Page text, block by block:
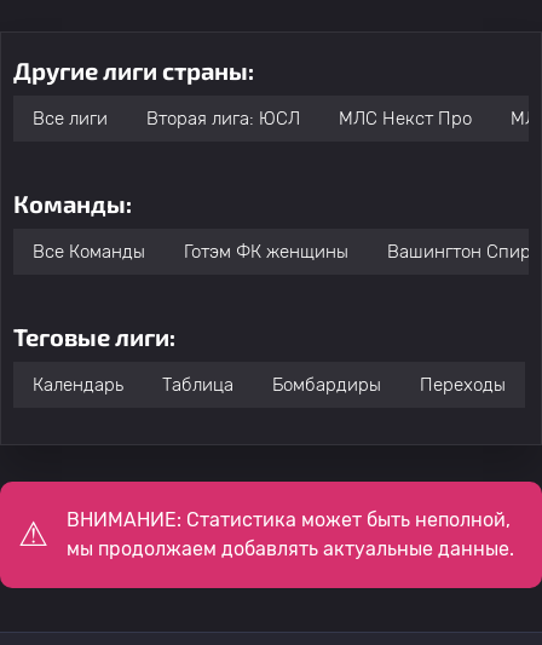
Другие лиги страны:
Все лиги Вторая лига: ЮСЛ МЛС Некст Про
Команды:
Все Команды Готэм ФК женщины Вашингтон
Теговые лиги:
Календарь Таблица Бомбардиры Переходы
ВНИМАНИЕ: Статистика может быть неполной,
мы продолжаем добавлять актуальные данные.